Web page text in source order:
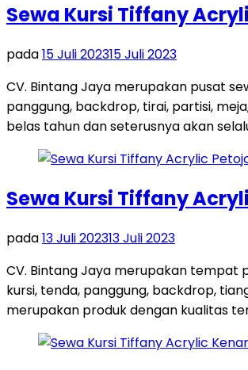
Sewa Kursi Tiffany
pada15 Juli 202315 Juli 2023
CV. Bintang Jaya merupakan pusat
panggung, backdrop, tirai, partisi,
belas tahun dan seterusnya akan
Sewa Kursi Tiffany
pada13 Juli 202313 Juli 2023
CV. Bintang Jaya merupakan tempat
kursi, tenda, panggung, backdrop,
merupakan produk dengan kualitas